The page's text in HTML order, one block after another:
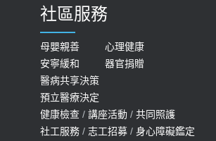
社區服務
母嬰親善
心理健康
安寧緩和
器官捐贈
醫病共享決策
預立醫療決定
健康檢查 / 講座活動 / 共同照護
社工服務 / 志工招募 / 身心障礙鑑定